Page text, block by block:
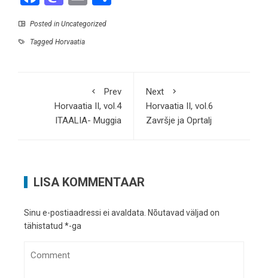
Posted in Uncategorized
Tagged Horvaatia
Prev
Horvaatia II, vol.4
ITAALIA- Muggia
Next
Horvaatia II, vol.6
Završje ja Oprtalj
LISA KOMMENTAAR
Sinu e-postiaadressi ei avaldata. Nõutavad väljad on
tähistatud *-ga